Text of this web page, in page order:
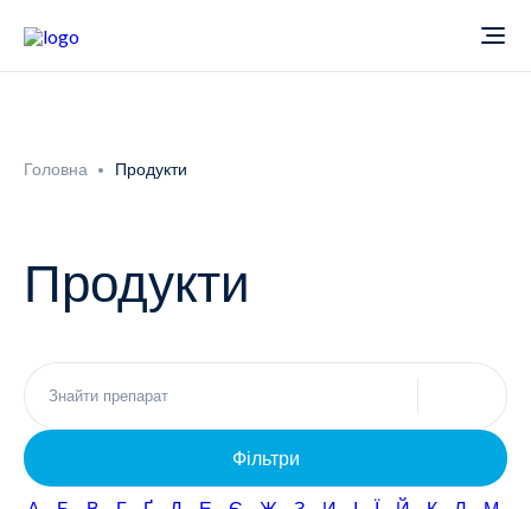
Новини
Неврологія
Фармаконагляд
Кар'єра
Головна Продукти
Продукти
Фільтри